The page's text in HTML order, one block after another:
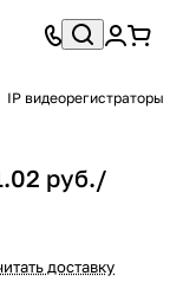
IP видеорегистраторы
руб./
доставку